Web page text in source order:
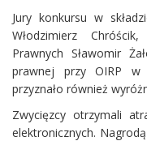
Jury konkursu w
Włodzimierz
Prawnych Sławomir
prawnej przy OIRP w
przyznało również
Zwycięzcy otrzymali
elektronicznych.